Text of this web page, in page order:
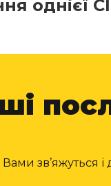
однієї
зв’яжуться і